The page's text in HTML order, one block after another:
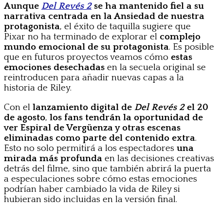
Aunque Del Revés 2se ha mantenido fiel a su
narrativa centrada en la Ansiedad de nuestra
protagonista, el éxito de taquilla sugiere que
Pixar no ha terminado de explorar el complejo
mundo emocional de su protagonista. Es posible
que en futuros proyectos veamos cómo estas
emociones desechadas en la secuela original se
reintroducen para añadir nuevas capas a la
historia de Riley.
Con el lanzamiento digital de Del Revés 2el 20
de agosto, los fans tendrán la oportunidad de
ver Espiral de Vergüenza y otras escenas
eliminadas como parte del contenido extra.
Esto no solo permitirá a los espectadores una
mirada más profunda en las decisiones creativas
detrás del filme, sino que también abrirá la puerta
a especulaciones sobre cómo estas emociones
podrían haber cambiado la vida de Riley si
hubieran sido incluidas en la versión final.